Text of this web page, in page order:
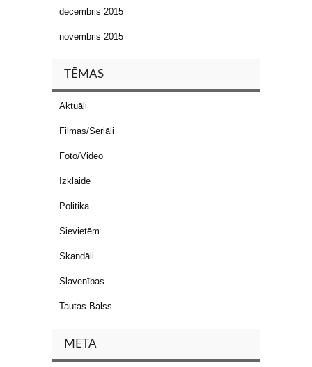
decembris 2015
novembris 2015
TĒMAS
Aktuāli
Filmas/Seriāli
Foto/Video
Izklaide
Politika
Sievietēm
Skandāli
Slavenības
Tautas Balss
META